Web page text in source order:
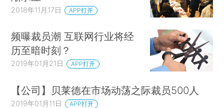
2018年11月17日 APP打开
频曝裁员潮 互联网行业将经
历至暗时刻？
2019年01月21日 APP打开
【公司】贝莱德在市场动荡之际裁员500人
2019年01月11日 APP打开